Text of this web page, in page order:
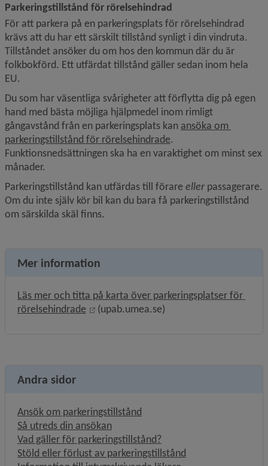
Parkeringstillstånd för rörelsehindrad
För att parkera på en parkeringsplats för rörelsehindrad
krävs att du har ett särskilt tillstånd synligt i din vindruta.
Tillståndet ansöker du om hos den kommun där du är
folkbokförd. Ett utfärdat tillstånd gäller sedan inom hela
EU.
Du som har väsentliga svårigheter att förflytta dig på egen
hand med bästa möjliga hjälpmedel inom rimligt
gångavstånd från en parkerings­plats kan ansöka om
parkeringstillstånd för rörelsehindrade.
Funktionsnedsättningen ska ha en varaktighet om minst sex
månader.
Parkeringstillstånd kan utfärdas till förare eller passagerare.
Om du inte själv kör bil kan du bara få parkeringstillstånd
om särskilda skäl finns.
Mer information
Läs mer och titta på karta över parkeringsplatser för
rörelsehindrade
Länk till annan webbplats, öppnas i
(upab.umea.se)
Andra sidor
Ansök om parkeringstillstånd
Så utreds din ansökan
Vad gäller för parkeringstillstånd?
Stöld eller förlust av parkeringstillstånd